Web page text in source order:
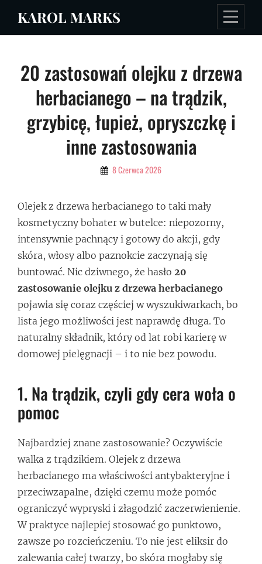
KAROL MARKS
20 zastosowań olejku z drzewa
herbacianego – na trądzik,
grzybicę, łupież, opryszczkę i
inne zastosowania
By 8 Czerwca 2026
Olejek z drzewa herbacianego to taki mały
kosmetyczny bohater w butelce: niepozorny,
intensywnie pachnący i gotowy do akcji, gdy
skóra, włosy albo paznokcie zaczynają się
buntować. Nic dziwnego, że hasło 20
zastosowanie olejku z drzewa herbacianego
pojawia się coraz częściej w wyszukiwarkach, bo
lista jego możliwości jest naprawdę długa. To
naturalny składnik, który od lat robi karierę w
domowej pielęgnacji – i to nie bez powodu.
1. Na trądzik, czyli gdy cera woła o
pomoc
Najbardziej znane zastosowanie? Oczywiście
walka z trądzikiem. Olejek z drzewa
herbacianego ma właściwości antybakteryjne i
przeciwzapalne, dzięki czemu może pomóc
ograniczyć wypryski i złagodzić zaczerwienienie.
W praktyce najlepiej stosować go punktowo,
zawsze po rozcieńczeniu. To nie jest eliksir do
zalewania całej twarzy, bo skóra mogłaby się
Nawigacja
wpisu